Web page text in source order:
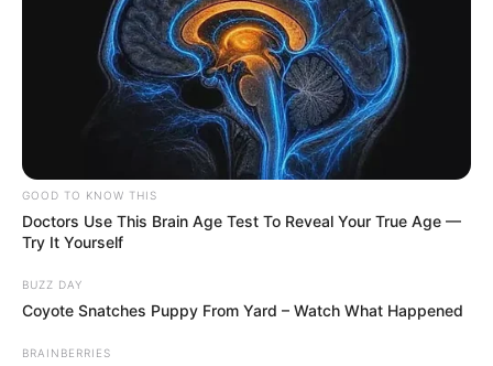
GOOD TO KNOW THIS
Doctors Use This Brain Age Test To Reveal Your True Age —
Try It Yourself
BUZZ DAY
Coyote Snatches Puppy From Yard – Watch What Happened
BRAINBERRIES